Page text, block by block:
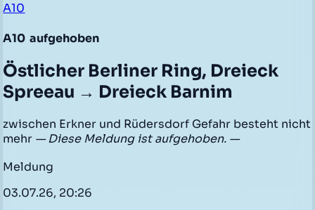
A10
A10 aufgehoben
Östlicher Berliner Ring, Dreieck
Spreeau → Dreieck Barnim
zwischen Erkner und Rüdersdorf Gefahr besteht nicht
mehr — Diese Meldung ist aufgehoben. —
Meldung
03.07.26, 20:26